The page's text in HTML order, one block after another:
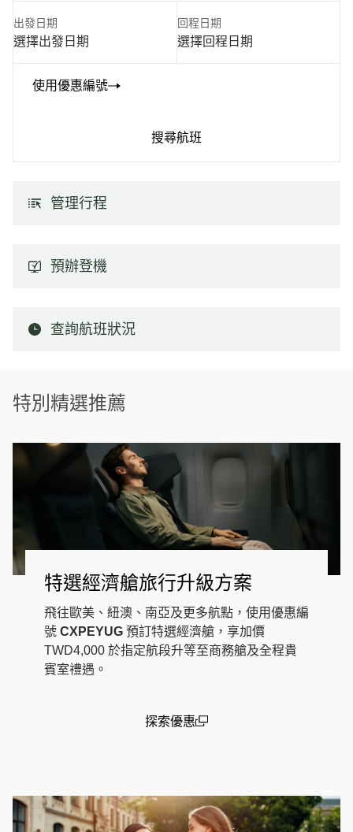
出發日期
選擇出發日期
回程日期
選擇回程日期
使用優惠編號
搜尋航班
管理行程
預辦登機
查詢航班狀況
特別精選推薦
特選經濟艙旅行升級方案
飛往歐美、紐澳、南亞及更多航點，使用優惠編
號 CXPEYUG 預訂特選經濟艙，享加價
TWD4,000 於指定航段升等至商務艙及全程貴
賓室禮遇。
探索優惠